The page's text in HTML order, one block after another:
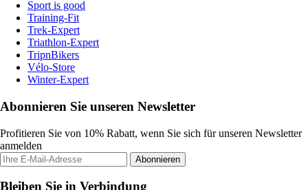
Sport is good
Training-Fit
Trek-Expert
Triathlon-Expert
TripnBikers
Vélo-Store
Winter-Expert
Abonnieren Sie unseren Newsletter
Profitieren Sie von 10% Rabatt, wenn Sie sich für unseren Newsletter
anmelden
Abonnieren
Bleiben Sie in Verbindung